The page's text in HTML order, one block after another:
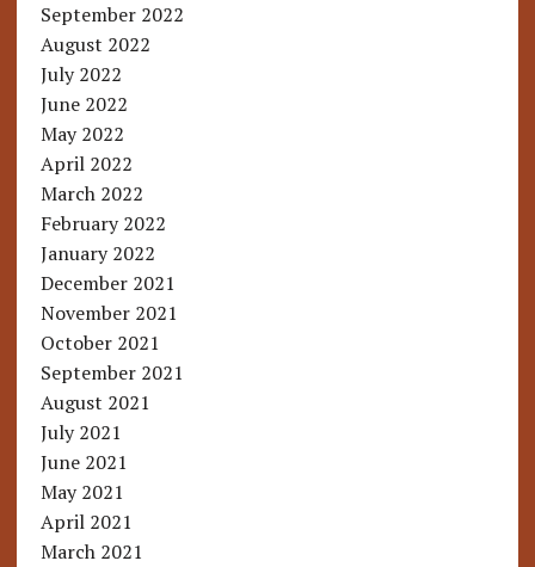
September 2022
August 2022
July 2022
June 2022
May 2022
April 2022
March 2022
February 2022
January 2022
December 2021
November 2021
October 2021
September 2021
August 2021
July 2021
June 2021
May 2021
April 2021
March 2021